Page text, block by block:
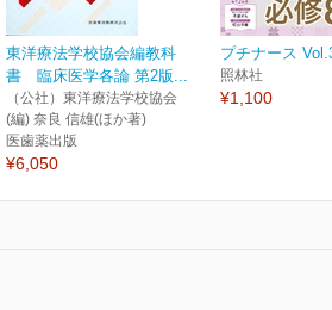
東洋療法学校協会編教科
書 臨床医学各論 第2版...
（公社）東洋療法学校協会
(編) 奈良 信雄(ほか著)
医歯薬出版
¥6,050
プチナース
照林社
¥1,100